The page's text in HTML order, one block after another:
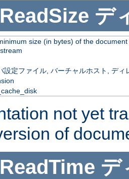
デ
size (in bytes) of the
設定ファイル, バーチャルホスト, ディ
not yet
of
デ